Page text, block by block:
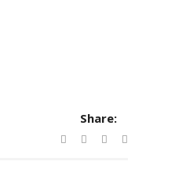
Share: